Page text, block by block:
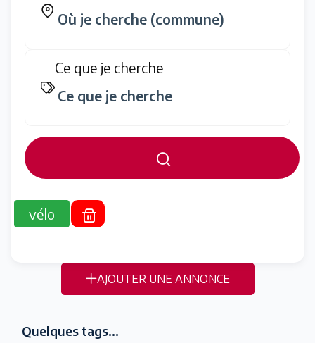
Ce que je cherche
vélo
AJOUTER UNE ANNONCE
Quelques tags...